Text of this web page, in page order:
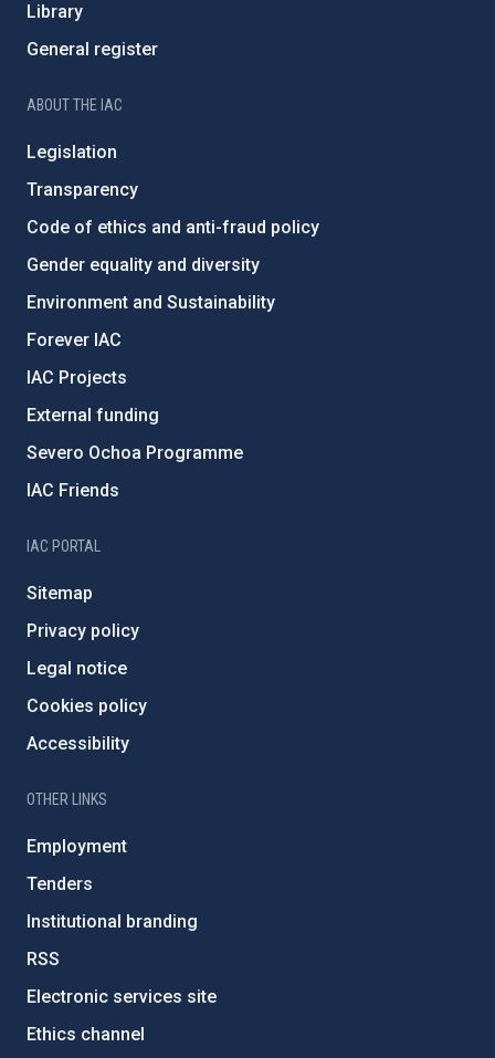
Library
General register
ABOUT THE IAC
Legislation
Transparency
Code of ethics and anti-fraud policy
Gender equality and diversity
Environment and Sustainability
Forever IAC
IAC Projects
External funding
Severo Ochoa Programme
IAC Friends
IAC PORTAL
Sitemap
Privacy policy
Legal notice
Cookies policy
Accessibility
OTHER LINKS
Employment
Tenders
Institutional branding
RSS
Electronic services site
Ethics channel